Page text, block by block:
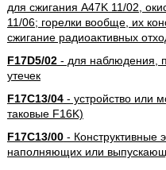
для сжигания A47K 11/02,
11/06; горелки вообще, их
сжигание радиоактивных
F17D5/02- для наблюдения,
утечек
F17C13/04- устройство или
таковые F16K)
F17C13/00- Конструктивные
наполняющих или